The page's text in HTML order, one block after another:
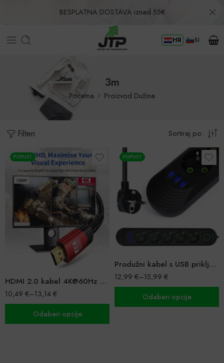
BESPLATNA DOSTAVA iznad 55€
Povrat u roku od 30 dana! HR SI
3m
Početna Proizvod Dužina
Filteri Sortiraj po:
POPUST
HDMI 2.0 kabel 4K@60Hz – 5m i 3m
10,49 €–13,14€
Odaberi opcije
POPUST
Produžni kabel s USB priključcima
12,99 €–15,99 €
Odaberi opcije